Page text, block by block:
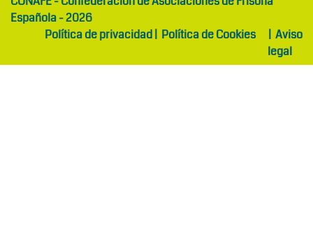
abaya
otel
Española - 2026
Política de privacidad| Política de Cookies | Aviso
legal